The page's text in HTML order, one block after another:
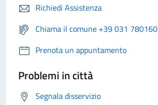
Richiedi Assistenza
Chiama il comune +39 031 780160
Prenota un appuntamento
Problemi in città
Segnala disservizio